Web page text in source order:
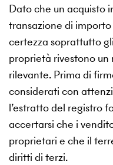
Dato che un acquisto
transazione di
certezza soprattutto
proprietà rivestono
rilevante. Prima di
considerati con
l’estratto del registro
accertarsi che i
proprietari e che il
diritti di terzi.